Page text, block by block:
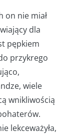
on nie miał
dla
pępkiem
przykrego
wiele
wnikliwością
lekceważyła,